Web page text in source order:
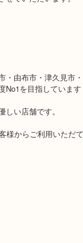
いただきました。
市・由布市・津久
度No1を目指して
優しい店舗です。